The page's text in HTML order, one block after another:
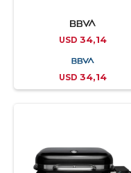
USD 34,14
USD 34,14